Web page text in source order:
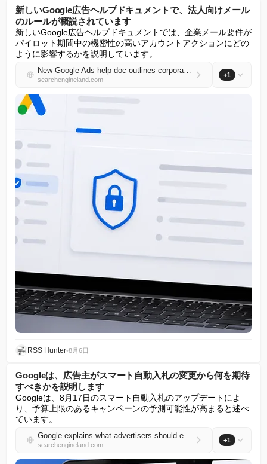
新しいGoogle広告ヘルプドキュメントで、法人向けメール
のルールが概説されています
新しいGoogle広告ヘルプドキュメントでは、企業メール要件が
パイロット期間中の機密性の高いアカウントアクションにどの
ように影響するかを説明しています。
New Google Ads help doc outlines corporate email rules
searchengineland.com
+1
RSS Hunter•8月6日
Googleは、広告主がスマート自動入札の変更から何を期待
すべきかを説明します
Googleは、8月17日のスマート自動入札のアップデートによ
り、予算上限のあるキャンペーンの予測可能性が高まると述べ
ています。
Google explains what advertisers should expect from Smart Bidding changes
searchengineland.com
+1